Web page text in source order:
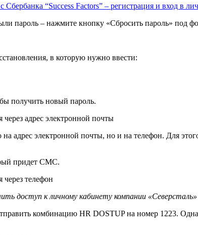
Cбербанка “Success Factors” – регистрация и вход в
пароль – нажмите кнопку «Сбросить пароль» под
в которую нужно ввести:
получить новый пароль.
адрес электронной почты
адрес электронной почты, но и на телефон. Для
придет СМС.
через телефон
доступ к личному кабинету компании
комбинацию HR DOSTUP на номер 1223.